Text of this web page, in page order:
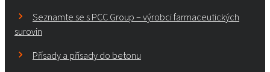
Seznamte se s PCC Group – výrobci farmaceutických
surovin
Přísady a přísady do betonu